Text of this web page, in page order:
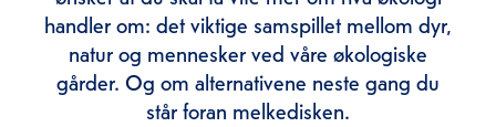
handler om: det viktige samspillet mellom dyr,
natur og mennesker ved våre økologiske
gårder. Og om alternativene neste gang du
står foran melkedisken.